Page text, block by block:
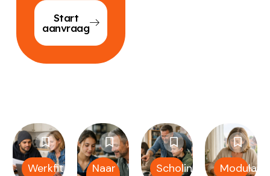
Start
aanvraag
Werkfit
Naar
Scholing Modulair